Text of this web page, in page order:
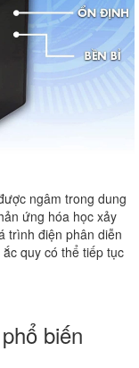
ngâm trong dung
ứng hóa học xảy
trình điện phân diễn
quy có thể tiếp tục
biến